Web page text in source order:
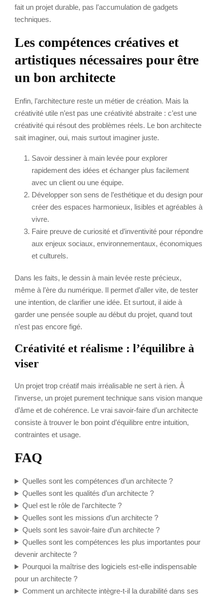
fait un projet durable, pas l’accumulation de gadgets
techniques.
Les compétences créatives et
artistiques nécessaires pour être
un bon architecte
Enfin, l’architecture reste un métier de création. Mais la
créativité utile n’est pas une créativité abstraite : c’est une
créativité qui résout des problèmes réels. Le bon architecte
sait imaginer, oui, mais surtout imaginer juste.
Savoir dessiner à main levée pour explorer
rapidement des idées et échanger plus facilement
avec un client ou une équipe.
Développer son sens de l’esthétique et du design pour
créer des espaces harmonieux, lisibles et agréables à
vivre.
Faire preuve de curiosité et d’inventivité pour répondre
aux enjeux sociaux, environnementaux, économiques
et culturels.
Dans les faits, le dessin à main levée reste précieux,
même à l’ère du numérique. Il permet d’aller vite, de tester
une intention, de clarifier une idée. Et surtout, il aide à
garder une pensée souple au début du projet, quand tout
n’est pas encore figé.
Créativité et réalisme : l’équilibre à
viser
Un projet trop créatif mais irréalisable ne sert à rien. À
l’inverse, un projet purement technique sans vision manque
d’âme et de cohérence. Le vrai savoir-faire d’un architecte
consiste à trouver le bon point d’équilibre entre intuition,
contraintes et usage.
FAQ
Quelles sont les compétences d’un architecte ?
Quelles sont les qualités d’un architecte ?
Quel est le rôle de l’architecte ?
Quelles sont les missions d’un architecte ?
Quels sont les savoir-faire d’un architecte ?
Quelles sont les compétences les plus importantes pour
devenir architecte ?
Pourquoi la maîtrise des logiciels est-elle indispensable
pour un architecte ?
Comment un architecte intègre-t-il la durabilité dans ses